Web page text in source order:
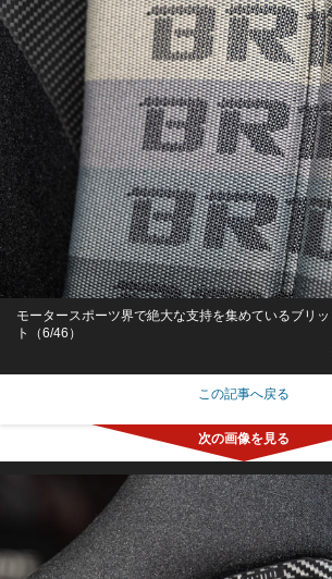
モータースポーツ界で絶大な支持を集めているブリ
ト（6/46）
この記事へ戻る